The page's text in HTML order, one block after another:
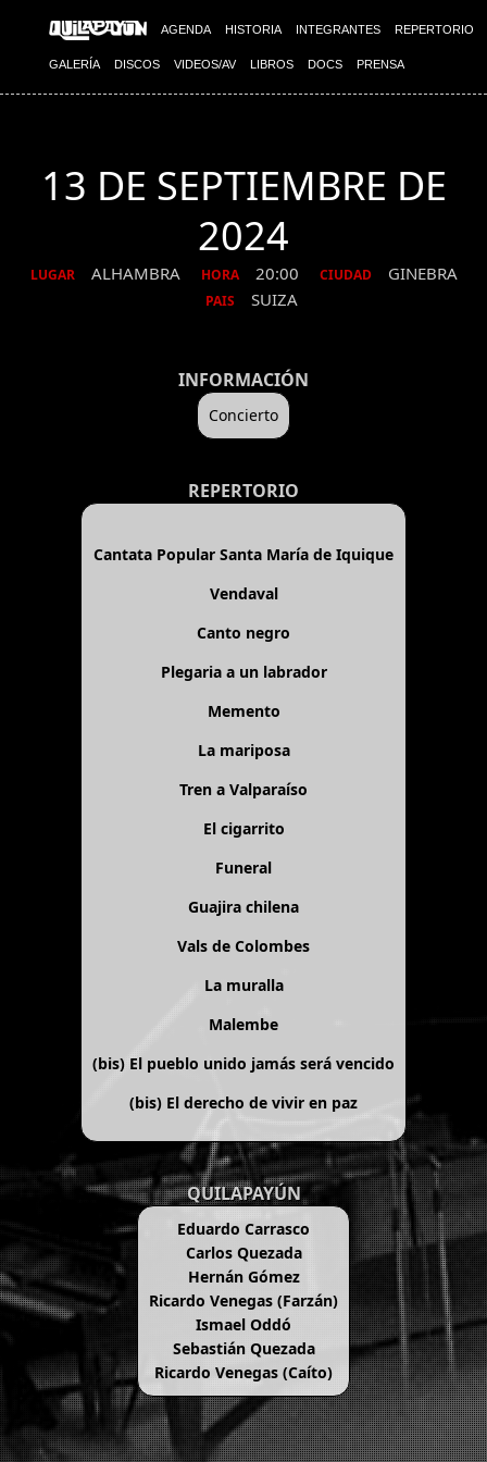
AGENDA HISTORIA INTEGRANTES REPERTORIO
GALERÍA DISCOS VIDEOS/AV LIBROS DOCS PRENSA
13 DE SEPTIEMBRE DE
2024
LUGAR ALHAMBRA HORA 20:00 CIUDAD GINEBRA
PAIS SUIZA
INFORMACIÓN
Concierto
REPERTORIO
Cantata Popular Santa María de Iquique
Vendaval
Canto negro
Plegaria a un labrador
Memento
La mariposa
Tren a Valparaíso
El cigarrito
Funeral
Guajira chilena
Vals de Colombes
La muralla
Malembe
(bis) El pueblo unido jamás será vencido
(bis) El derecho de vivir en paz
QUILAPAYÚN
Eduardo Carrasco
Carlos Quezada
Hernán Gómez
Ricardo Venegas (Farzán)
Ismael Oddó
Sebastián Quezada
Ricardo Venegas (Caíto)